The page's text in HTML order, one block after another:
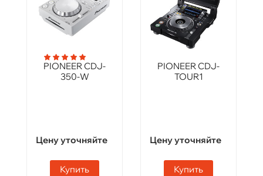
PIONEER CDJ-
350-W
Цену уточняйте
Купить
PIONEER CDJ-
TOUR1
Цену уточняйте
Купить